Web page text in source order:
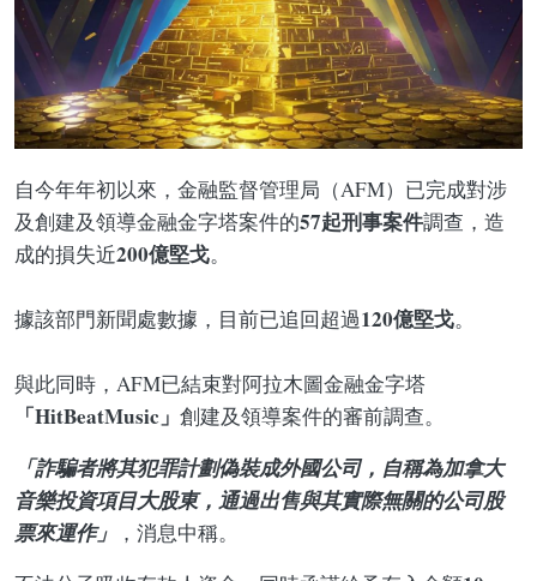
自今年年初以來，金融監督管理局（AFM）已完成對涉
及創建及領導金融金字塔案件的57起刑事案件調查，造
成的損失近200億堅戈。
據該部門新聞處數據，目前已追回超過120億堅戈。
與此同時，AFM已結束對阿拉木圖金融金字塔
「HitBeatMusic」 創建及領導案件的審前調查。
「詐騙者將其犯罪計劃偽裝成外國公司，自稱為加拿大
音樂投資項目大股東，通過出售與其實際無關的公司股
票來運作」
，消息中稱。